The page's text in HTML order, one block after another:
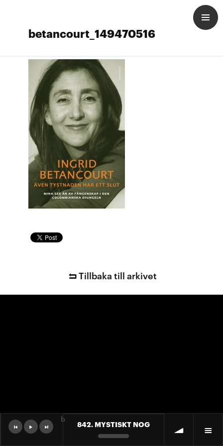
betancourt_149470516
Tillbaka till arkivet
842. MYSTISKT NOG
b